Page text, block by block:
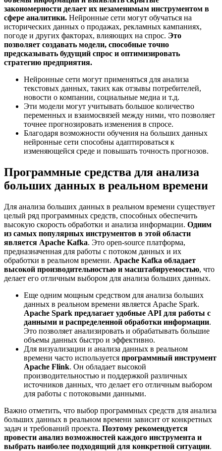
закономерности делает их незаменимым инструментом в
сфере аналитики. Нейронные сети могут обучаться на
исторических данных о продажах, рекламных кампаниях,
погоде и других факторах, влияющих на спрос. Это
позволяет создавать модели, способные точно
предсказывать будущий спрос и оптимизировать
стратегию предприятия.
Нейронные сети могут применяться для анализа
текстовых данных, таких как отзывы потребителей,
новости о компании, социальные медиа и т.д.
Эти модели могут учитывать большое количество
переменных и взаимосвязей между ними, что позволяет
точнее прогнозировать изменения в спросе.
Благодаря возможности обучения на больших данных
нейронные сети способны адаптироваться к
изменяющейся среде и повышать точность прогнозов.
Программные средства для анализа
больших данных в реальном времени
Для анализа больших данных в реальном времени существует
целый ряд программных средств, способных обеспечить
высокую скорость обработки и анализа информации. Одним
из самых популярных инструментов в этой области
является Apache Kafka. Это open-source платформа,
предназначенная для работы с потоком данных и их
обработки в реальном времени. Apache Kafka обладает
высокой производительностью и масштабируемостью, что
делает его отличным выбором для анализа больших данных.
Еще одним мощным средством для анализа больших
данных в реальном времени является Apache Spark.
Apache Spark предлагает удобные API для работы с
данными и распределенной обработки информации.
Это позволяет анализировать и обрабатывать большие
объемы данных быстро и эффективно.
Для визуализации и анализа данных в реальном
времени часто используется программный инструмент
Apache Flink. Он обладает высокой
производительностью и поддержкой различных
источников данных, что делает его отличным выбором
для работы с потоковыми данными.
Важно отметить, что выбор программных средств для анализа
больших данных в реальном времени зависит от конкретных
задач и требований проекта. Поэтому рекомендуется
провести анализ возможностей каждого инструмента и
выбрать наиболее подходящий для конкретной ситуации.